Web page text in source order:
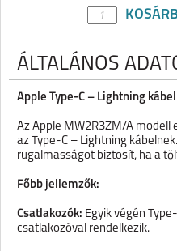
ÁLTALÁNOS
Apple Type-C – Lightning
Az Apple MW2R3ZM/A modell
az Type-C – Lightning
rugalmasságot biztosít, ha a
Főbb jellemzők:
Csatlakozók: Egyik végén
csatlakozóval rendelkezik.